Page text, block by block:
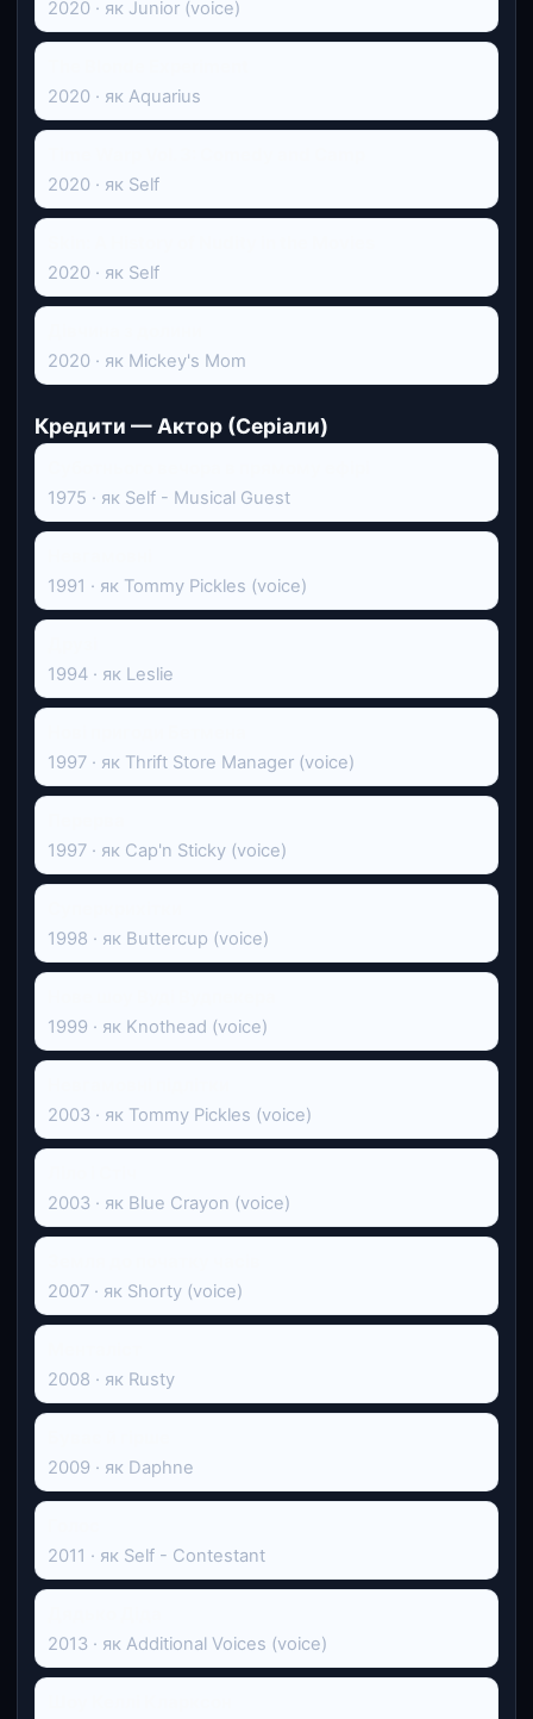
2020 · як Junior (voice)
2020 · як Aquarius
2020 · як Self
2020 · як Self
2020 · як Mickey's Mom
Кредити — Актор (Серіали)
1975 · як Self - Musical Guest
1991 · як Tommy Pickles (voice)
1994 · як Leslie
1997 · як Thrift Store Manager (voice)
1997 · як Cap'n Sticky (voice)
1998 · як Buttercup (voice)
1999 · як Knothead (voice)
2003 · як Tommy Pickles (voice)
2003 · як Blue Crayon (voice)
2007 · як Shorty (voice)
2008 · як Rusty
2009 · як Daphne
2011 · як Self - Contestant
2013 · як Additional Voices (voice)